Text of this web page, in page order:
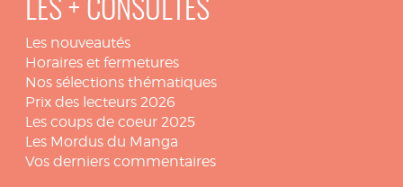
LES + CONSULTÉS
Les nouveautés
Horaires et fermetures
Nos sélections thématiques
Prix des lecteurs 2026
Les coups de coeur 2025
Les Mordus du Manga
Vos derniers commentaires